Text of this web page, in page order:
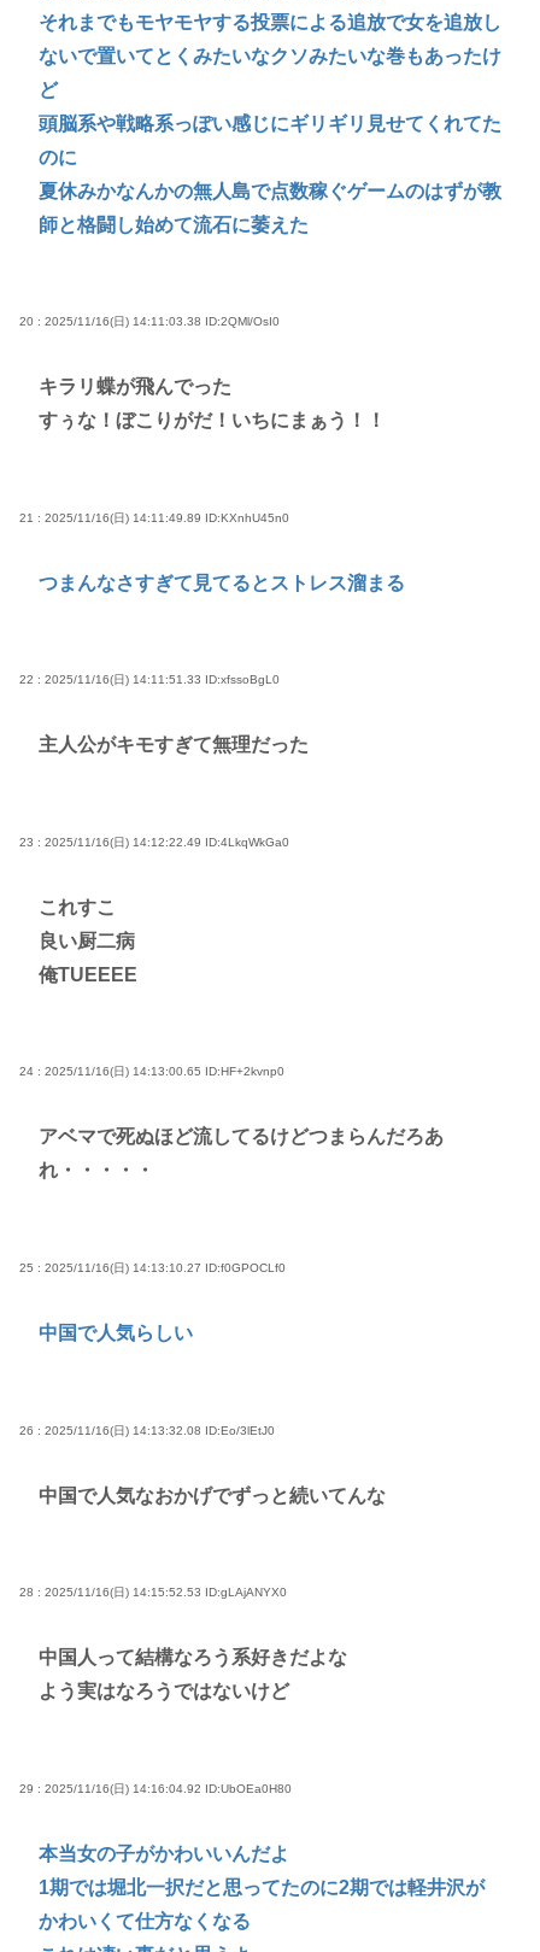
それまでもモヤモヤする投票による追放で女を追放し
ないで置いてとくみたいなクソみたいな巻もあったけ
ど
頭脳系や戦略系っぽい感じにギリギリ見せてくれてた
のに
夏休みかなんかの無人島で点数稼ぐゲームのはずが教
師と格闘し始めて流石に萎えた
20 : 2025/11/16(日) 14:11:03.38 ID:2QMl/OsI0
キラリ蝶が飛んでった
すぅな！ぼこりがだ！いちにまぁう！！
21 : 2025/11/16(日) 14:11:49.89 ID:KXnhU45n0
つまんなさすぎて見てるとストレス溜まる
22 : 2025/11/16(日) 14:11:51.33 ID:xfssoBgL0
主人公がキモすぎて無理だった
23 : 2025/11/16(日) 14:12:22.49 ID:4LkqWkGa0
これすこ
良い厨二病
俺TUEEEE
24 : 2025/11/16(日) 14:13:00.65 ID:HF+2kvnp0
アベマで死ぬほど流してるけどつまらんだろあ
れ・・・・・
25 : 2025/11/16(日) 14:13:10.27 ID:f0GPOCLf0
中国で人気らしい
26 : 2025/11/16(日) 14:13:32.08 ID:Eo/3lEtJ0
中国で人気なおかげでずっと続いてんな
28 : 2025/11/16(日) 14:15:52.53 ID:gLAjANYX0
中国人って結構なろう系好きだよな
よう実はなろうではないけど
29 : 2025/11/16(日) 14:16:04.92 ID:UbOEa0H80
本当女の子がかわいいんだよ
1期では堀北一択だと思ってたのに2期では軽井沢が
かわいくて仕方なくなる